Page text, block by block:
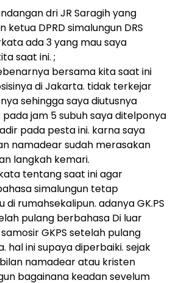
dri JR Saragih yang
ketua DPRD simalungun DRS
ada 3 yang mau saya
saat ini. ;
bersama kita saat ini
di Jakarta. tidak terkejar
sehingga saya diutusnya
jam 5 subuh saya ditelponya
pada pesta ini. karna saya
namadear sudah merasakan
langkah kemari.
tentang saat ini agar
simalungun tetap
rumahsekalipun. adanya GK.PS
pulang berbahasa Di luar
GKPS setelah pulang
hal ini supaya diperbaiki. sejak
namadear atau kristen
bagainana keadan sevelum